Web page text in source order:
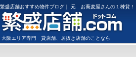
繁盛店舗おすすめ物件ブログ｜ 元 お蕎麦屋さんの１棟貸！
大阪エリア専門 貸店舗 居抜き店舗のことなら